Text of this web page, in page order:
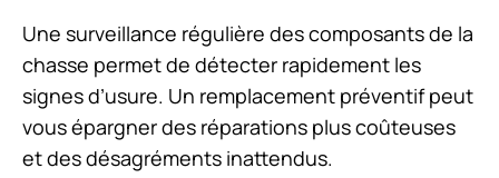
Une surveillance régulière des composants de la
chasse permet de détecter rapidement les
signes d’usure. Un remplacement préventif peut
vous épargner des réparations plus coûteuses
et des désagréments inattendus.